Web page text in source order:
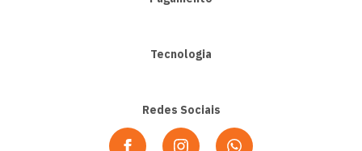
Tecnologia
Redes Sociais